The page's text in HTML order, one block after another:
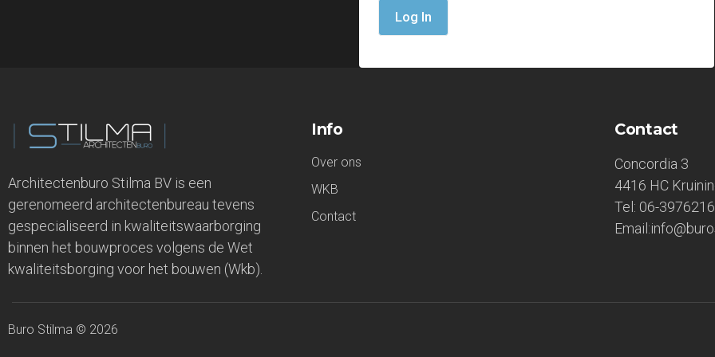
Log In
Architectenburo Stilma BV is een
gerenomeerd architectenbureau tevens
gespecialiseerd in kwaliteitswaarborging
binnen het bouwproces volgens de Wet
kwaliteitsborging voor het bouwen (Wkb).
Info
Over ons
WKB
Contact
Contact
Concordia 3
4416 HC
Tel: 06-
Buro Stilma © 2026